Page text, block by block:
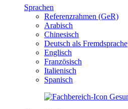
Sprachen
Referenzrahmen (GeR)
Arabisch
Chinesisch
Deutsch als Fremdsprache
Englisch
Französisch
Italienisch
Spanisch